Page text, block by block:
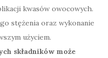
kwasów owocowych.
stężenia oraz wykonanie
użyciem.
składników może